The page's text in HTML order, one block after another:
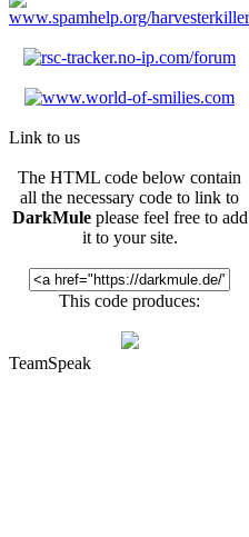
Link to us
The HTML code below contain
all the necessary code to link to
DarkMuleplease feel free to add
it to your site.
This code produces:
TeamSpeak